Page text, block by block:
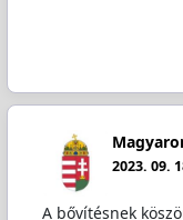
2023. 09.
A bővítésnek